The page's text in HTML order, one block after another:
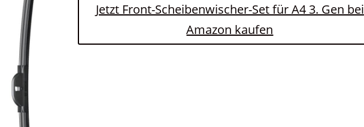
Jetzt Front-Scheibenwischer-Set für A4 3. Gen bei
Amazon kaufen